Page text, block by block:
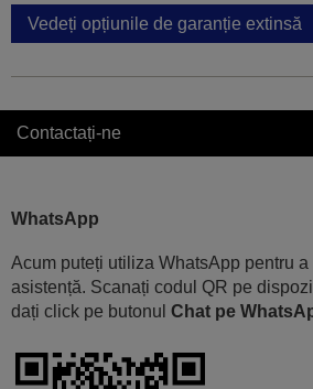
Vedeți opțiunile de garanție extinsă
Contactați-ne
WhatsApp
Acum puteți utiliza WhatsApp pentru
asistență. Scanați codul QR pe
dați click pe butonul Chat pe